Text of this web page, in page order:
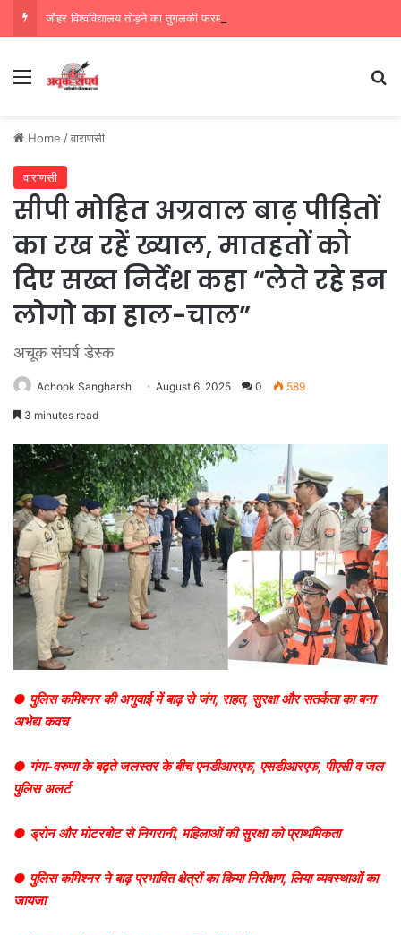
Menu
Home /वाराणसी
वाराणसी
सीपी मोहित अग्रवाल बाढ़ पीड़ितों
का रख रहें ख्याल, मातहतों को
दिए सख्त निर्देश कहा “लेते रहे इन
लोगो का हाल-चाल”
अचूक संघर्ष डेस्क
Achook Sangharsh August 6, 2025 0 589
3 minutes read
● पुलिस कमिश्नर की अगुवाई में बाढ़ से जंग, राहत, सुरक्षा और सतर्कता का बना
अभेद्य कवच
● गंगा-वरुणा के बढ़ते जलस्तर के बीच एनडीआरएफ, एसडीआरएफ, पीएसी व जल
पुलिस अलर्ट
● ड्रोन और मोटरबोट से निगरानी, महिलाओं की सुरक्षा को प्राथमिकता
● पुलिस कमिश्नर ने बाढ़ प्रभावित क्षेत्रों का किया निरीक्षण, लिया व्यवस्थाओं का
जायजा